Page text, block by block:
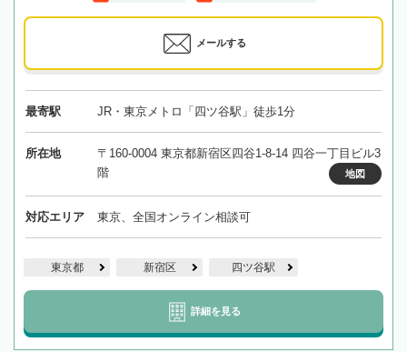
メールする
最寄駅 JR・東京メトロ「四ツ谷駅」徒歩1分
所在地
〒160-0004 東京都新宿区四谷1-8-14 四谷一丁目ビル3
階
地図
対応エリア 東京、全国オンライン相談可
東京都 新宿区 四ツ谷駅
詳細を見る